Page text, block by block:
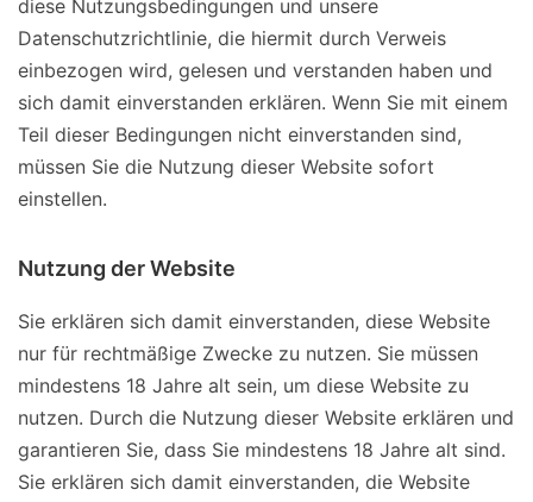
diese Nutzungsbedingungen und unsere
Datenschutzrichtlinie, die hiermit durch Verweis
einbezogen wird, gelesen und verstanden haben und
sich damit einverstanden erklären. Wenn Sie mit einem
Teil dieser Bedingungen nicht einverstanden sind,
müssen Sie die Nutzung dieser Website sofort
einstellen.
Nutzung der Website
Sie erklären sich damit einverstanden, diese Website
nur für rechtmäßige Zwecke zu nutzen. Sie müssen
mindestens 18 Jahre alt sein, um diese Website zu
nutzen. Durch die Nutzung dieser Website erklären und
garantieren Sie, dass Sie mindestens 18 Jahre alt sind.
Sie erklären sich damit einverstanden, die Website